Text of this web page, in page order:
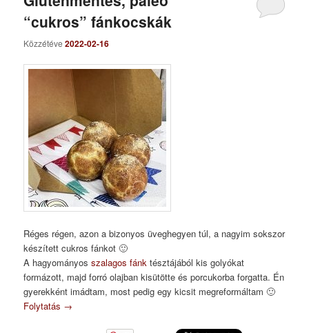
“cukros” fánkocskák
Közzétéve2022-02-16
Réges régen, azon a bizonyos üveghegyen túl, a nagyim sokszor
készített cukros fánkot 🙂
A hagyományosszalagos fánk tésztájából kis golyókat
formázott, majd forró olajban kisütötte és porcukorba forgatta. Én
gyerekként imádtam, most pedig egy kicsit megreformáltam 🙂
Folytatás →